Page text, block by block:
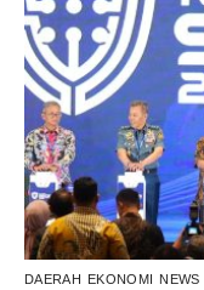
DAERAH EKONOMI NEWS